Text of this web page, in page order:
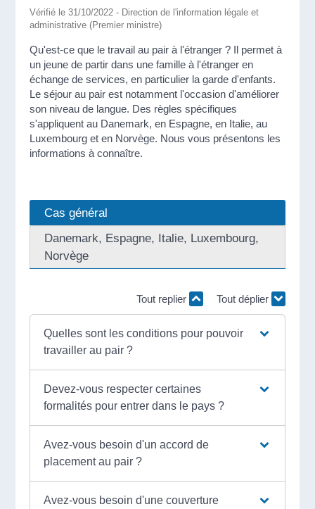
Vérifié le 31/10/2022 - Direction de l'information légale et
administrative (Premier ministre)
Qu'est-ce que le travail au pair à l'étranger ? Il permet à
un jeune de partir dans une famille à l'étranger en
échange de services, en particulier la garde d'enfants.
Le séjour au pair est notamment l'occasion d'améliorer
son niveau de langue. Des règles spécifiques
s'appliquent au Danemark, en Espagne, en Italie, au
Luxembourg et en Norvège. Nous vous présentons les
informations à connaître.
Cas général
Danemark, Espagne, Italie, Luxembourg,
Norvège
Tout replier Tout déplier
Quelles sont les conditions pour pouvoir
travailler au pair ?
Devez-vous respecter certaines
formalités pour entrer dans le pays ?
Avez-vous besoin d'un accord de
placement au pair ?
Avez-vous besoin d'une couverture